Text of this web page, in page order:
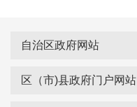
自治区政府网站
区（市)县政府门户网站